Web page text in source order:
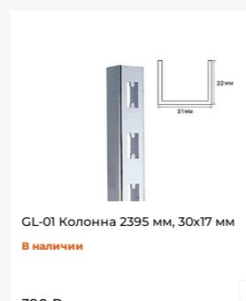
GL-01 Колонна 2395 мм, 30х17 мм
В наличии